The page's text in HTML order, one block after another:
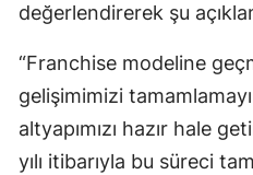
değerlendirerek şu
“Franchise modeline
gelişimimizi
altyapımızı hazır hale
yılı itibarıyla bu süreci